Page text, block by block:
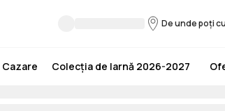
De unde poți
Cazare Colecția de Iarnă 2026-2027